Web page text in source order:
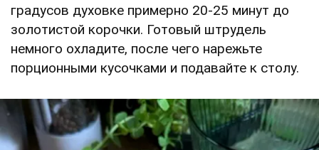
градусов духовке примерно 20-25 минут до
золотистой корочки. Готовый штрудель
немного охладите, после чего нарежьте
порционными кусочками и подавайте к столу.